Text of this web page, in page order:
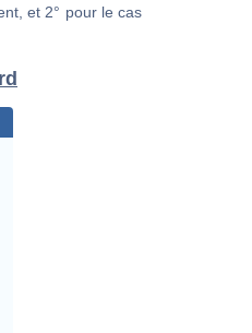
et 2° pour le cas